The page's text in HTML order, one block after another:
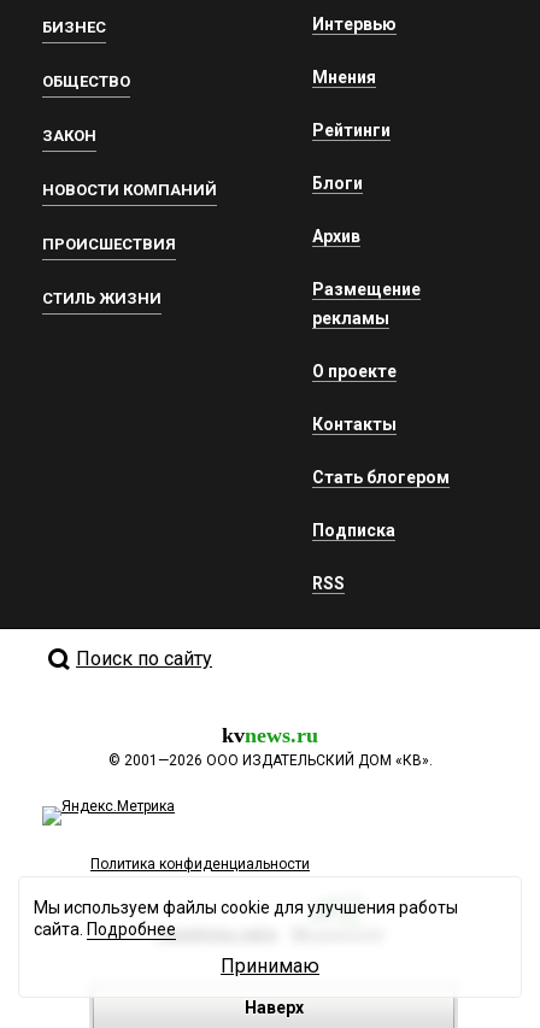
БИЗНЕС
ОБЩЕСТВО
ЗАКОН
НОВОСТИ КОМПАНИЙ
ПРОИСШЕСТВИЯ
СТИЛЬ ЖИЗНИ
Интервью
Мнения
Рейтинги
Блоги
Архив
Размещение
рекламы
О проекте
Контакты
Стать блогером
Подписка
RSS
Поиск по сайту
kvnews.ru
© 2001—2026 ООО ИЗДАТЕЛЬСКИЙ ДОМ «КВ».
Политика конфиденциальности
Разработка сайта
Наверх
Мы используем файлы cookie для улучшения работы
сайта. Подробнее
Принимаю